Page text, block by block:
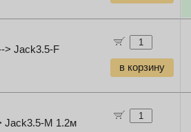
> Jack3.5-F
в корзину
Jack3.5-M 1.2м